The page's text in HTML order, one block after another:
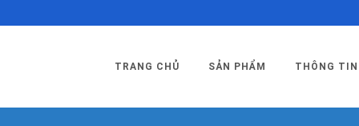
TRANG CHỦ SẢN PHẨM THÔNG TIN